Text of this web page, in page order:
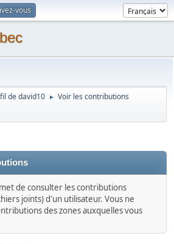
vous
de david10 ► Voir les contributions
de consulter les contributions
joints) d'un utilisateur. Vous ne
des zones auxquelles vous